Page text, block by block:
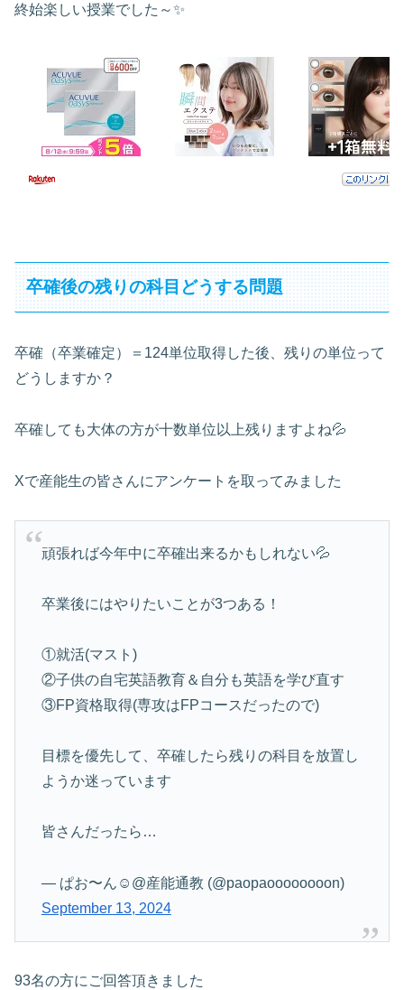
終始楽しい授業でした～✨
卒確後の残りの科目どうする問題
卒確（卒業確定）＝124単位取得した後、残りの単位って
どうしますか？
卒確しても大体の方が十数単位以上残りますよね💦
Xで産能生の皆さんにアンケートを取ってみました
頑張れば今年中に卒確出来るかもしれない💦
卒業後にはやりたいことが3つある！
①就活(マスト)
②子供の自宅英語教育＆自分も英語を学び直す
③FP資格取得(専攻はFPコースだったので)
目標を優先して、卒確したら残りの科目を放置し
ようか迷っています
皆さんだったら…
— ぱお〜ん☺︎@産能通教 (@paopaoooooooon)
September 13, 2024
93名の方にご回答頂きました